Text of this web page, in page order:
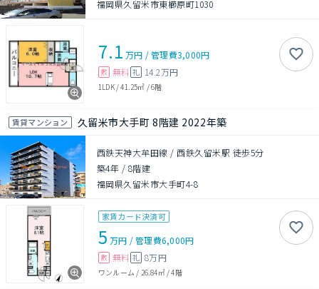
福岡県久留米市東櫛原町1030
7.1 万円 /管理費3,000円
敷 無料 礼 14.2万円
1LDK/41.25㎡ /6階
賃貸マンション 久留米市大手町 8階建 2022年築
西鉄天神大牟田線 / 西鉄久留米駅 徒歩5分
築4年 / 8階建
福岡県久留米市大手町4-8
家賃カード決済可
5 万円 /管理費6,000円
敷 無料 礼 8万円
ワンルーム / 26.84㎡/4階